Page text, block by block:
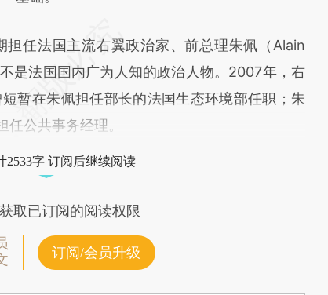
任法国主流右翼政治家、前总理朱佩（Alain
是法国国内广为人知的政治人物。2007年，右
暂在朱佩担任部长的法国生态环境部任职；朱
公共事务经理。
2533字 订阅后继续阅读
取已订阅的阅读权限
订阅/会员升级